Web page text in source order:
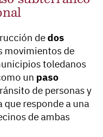
dedos
movimientos de
toledanos
un paso
de personas y
responde a una
de ambas